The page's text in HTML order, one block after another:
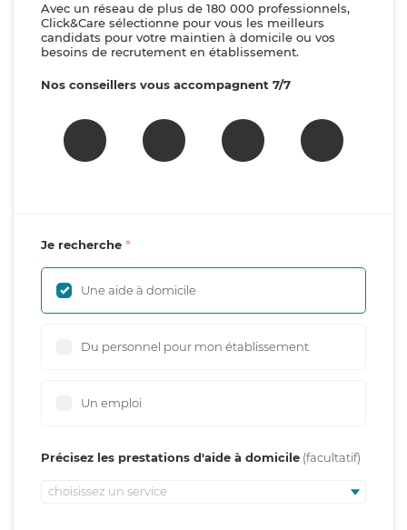
Avec un réseau de plus de 180 000 professionnels,
Click&Care sélectionne pour vous les meilleurs
candidats pour votre maintien à domicile ou vos
besoins de recrutement en établissement.
Nos conseillers vous accompagnent 7/7
Je recherche
Une aide à domicile
Du personnel pour mon établissement
Un emploi
Précisez les prestations d'aide à domicile
choisissez un service